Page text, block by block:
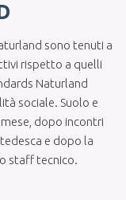
sono tenuti a
rispetto a quelli
Naturland
sociale. Suolo e
dopo incontri
e dopo la
staff tecnico.